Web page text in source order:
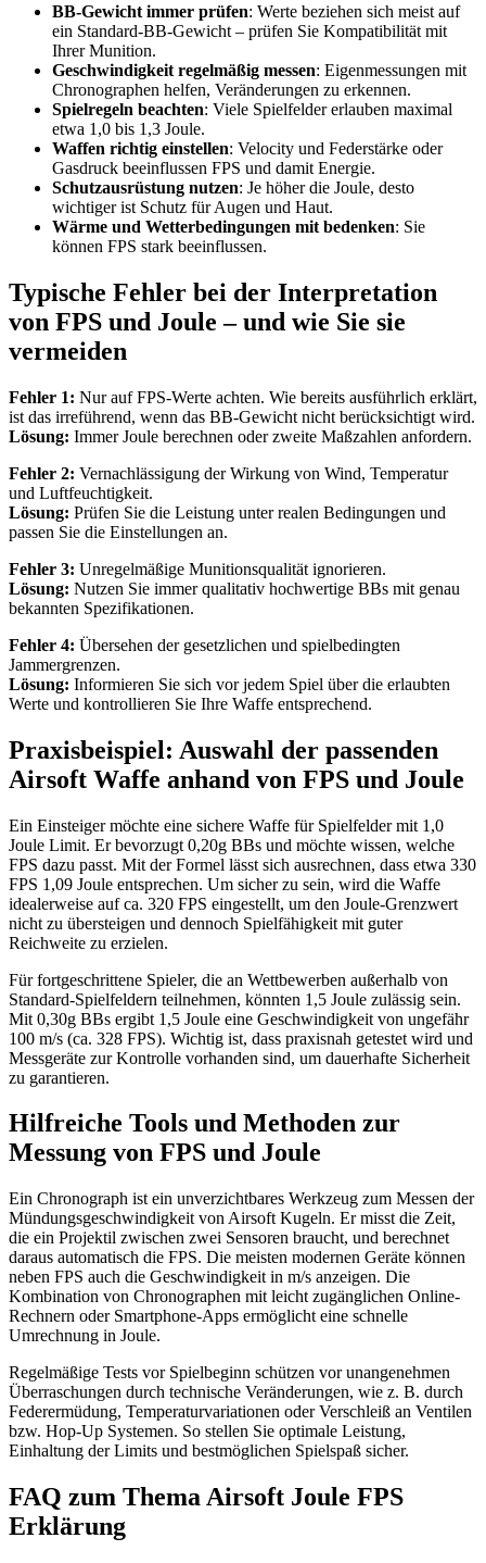
BB-Gewicht immer prüfen: Werte beziehen sich meist auf
ein Standard-BB-Gewicht – prüfen Sie Kompatibilität mit
Ihrer Munition.
Geschwindigkeit regelmäßig messen: Eigenmessungen mit
Chronographen helfen, Veränderungen zu erkennen.
Spielregeln beachten: Viele Spielfelder erlauben maximal
etwa 1,0 bis 1,3 Joule.
Waffen richtig einstellen: Velocity und Federstärke oder
Gasdruck beeinflussen FPS und damit Energie.
Schutzausrüstung nutzen: Je höher die Joule, desto
wichtiger ist Schutz für Augen und Haut.
Wärme und Wetterbedingungen mit bedenken: Sie
können FPS stark beeinflussen.
Typische Fehler bei der Interpretation
von FPS und Joule – und wie Sie sie
vermeiden
Fehler 1: Nur auf FPS-Werte achten. Wie bereits ausführlich erklärt,
ist das irreführend, wenn das BB-Gewicht nicht berücksichtigt wird.
Lösung: Immer Joule berechnen oder zweite Maßzahlen anfordern.
Fehler 2: Vernachlässigung der Wirkung von Wind, Temperatur
und Luftfeuchtigkeit.
Lösung: Prüfen Sie die Leistung unter realen Bedingungen und
passen Sie die Einstellungen an.
Fehler 3: Unregelmäßige Munitionsqualität ignorieren.
Lösung: Nutzen Sie immer qualitativ hochwertige BBs mit genau
bekannten Spezifikationen.
Fehler 4: Übersehen der gesetzlichen und spielbedingten
Jammergrenzen.
Lösung: Informieren Sie sich vor jedem Spiel über die erlaubten
Werte und kontrollieren Sie Ihre Waffe entsprechend.
Praxisbeispiel: Auswahl der passenden
Airsoft Waffe anhand von FPS und Joule
Ein Einsteiger möchte eine sichere Waffe für Spielfelder mit 1,0
Joule Limit. Er bevorzugt 0,20g BBs und möchte wissen, welche
FPS dazu passt. Mit der Formel lässt sich ausrechnen, dass etwa 330
FPS 1,09 Joule entsprechen. Um sicher zu sein, wird die Waffe
idealerweise auf ca. 320 FPS eingestellt, um den Joule-Grenzwert
nicht zu übersteigen und dennoch Spielfähigkeit mit guter
Reichweite zu erzielen.
Für fortgeschrittene Spieler, die an Wettbewerben außerhalb von
Standard-Spielfeldern teilnehmen, könnten 1,5 Joule zulässig sein.
Mit 0,30g BBs ergibt 1,5 Joule eine Geschwindigkeit von ungefähr
100 m/s (ca. 328 FPS). Wichtig ist, dass praxisnah getestet wird und
Messgeräte zur Kontrolle vorhanden sind, um dauerhafte Sicherheit
zu garantieren.
Hilfreiche Tools und Methoden zur
Messung von FPS und Joule
Ein Chronograph ist ein unverzichtbares Werkzeug zum Messen der
Mündungsgeschwindigkeit von Airsoft Kugeln. Er misst die Zeit,
die ein Projektil zwischen zwei Sensoren braucht, und berechnet
daraus automatisch die FPS. Die meisten modernen Geräte können
neben FPS auch die Geschwindigkeit in m/s anzeigen. Die
Kombination von Chronographen mit leicht zugänglichen Online-
Rechnern oder Smartphone-Apps ermöglicht eine schnelle
Umrechnung in Joule.
Regelmäßige Tests vor Spielbeginn schützen vor unangenehmen
Überraschungen durch technische Veränderungen, wie z. B. durch
Federermüdung, Temperaturvariationen oder Verschleiß an Ventilen
bzw. Hop-Up Systemen. So stellen Sie optimale Leistung,
Einhaltung der Limits und bestmöglichen Spielspaß sicher.
FAQ zum Thema Airsoft Joule FPS
Erklärung